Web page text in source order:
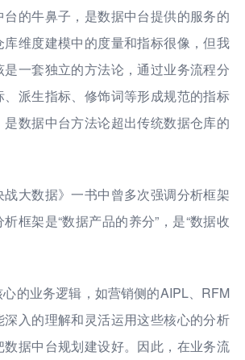
的牛鼻子，是数据中台提供的服务的
维度建模中的度量和指标很像，但我
一套独立的方法论，通过业务流程分
派生指标、修饰词等形成规范的指标
数据中台方法论超出传统数据仓库的
大数据》一书中曾多次强调分析框架
框架是“数据产品的养分”，是“数据收
的业务逻辑，如营销侧的AIPL、RFM
入的理解和灵活运用这些核心的分析
据中台规划建设好。因此，在业务流